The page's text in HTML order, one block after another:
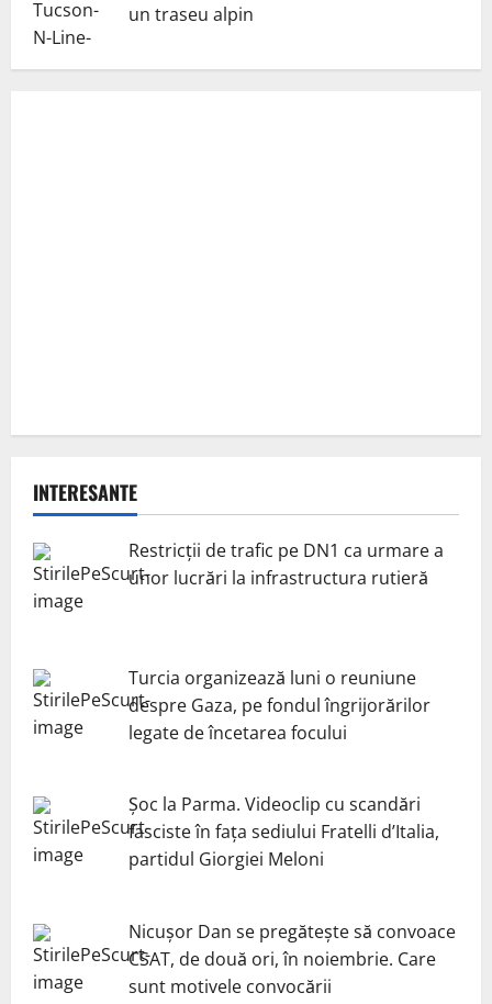
un traseu alpin
INTERESANTE
Restricții de trafic pe DN1 ca urmare a
unor lucrări la infrastructura rutieră
Turcia organizează luni o reuniune
despre Gaza, pe fondul îngrijorărilor
legate de încetarea focului
Șoc la Parma. Videoclip cu scandări
fasciste în fața sediului Fratelli d’Italia,
partidul Giorgiei Meloni
Nicuşor Dan se pregăteşte să convoace
CSAT, de două ori, în noiembrie. Care
sunt motivele convocării